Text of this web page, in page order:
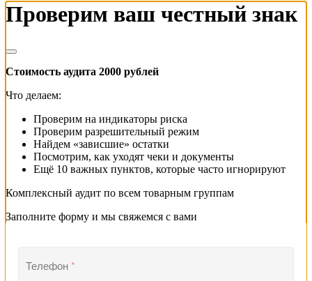
Проверим ваш честный знак
Стоимость аудита 2000 рублей
Что делаем:
Проверим на индикаторы риска
Проверим разрешительный режим
Найдем «зависшие» остатки
Посмотрим, как уходят чеки и документы
Ещё 10 важных пунктов, которые часто игнорируют
Комплексный аудит по всем товарным группам
Заполните форму и мы свяжемся с вами
Телефон*